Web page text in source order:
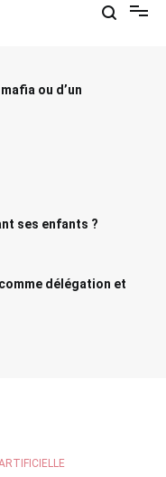
ou d’un
ses enfants ?
délégation et